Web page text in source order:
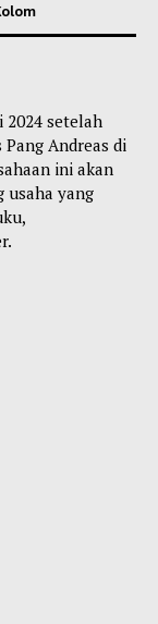
2024 setelah
Andreas di
ini akan
usaha yang